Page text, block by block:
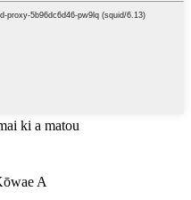
ki a matou